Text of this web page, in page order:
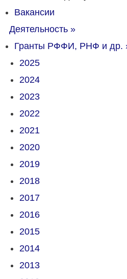
Вакансии
Деятельность »
Гранты РФФИ, РНФ и др.
2025
2024
2023
2022
2021
2020
2019
2018
2017
2016
2015
2014
2013